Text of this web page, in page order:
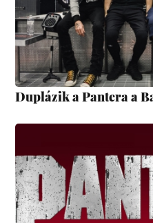
Duplázik a Pantera a